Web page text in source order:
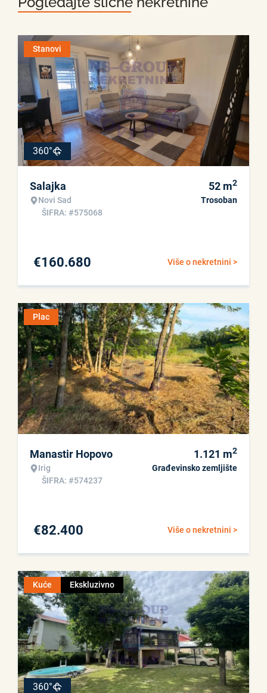
Stanovi
360°
Salajka
Novi Sad
ŠIFRA: #575068
52 m2
Trosoban
Više o nekretnini >
€160.680
Plac
Manastir Hopovo
Irig
ŠIFRA: #574237
1.121 m2
Građevinsko zemljište
Više o nekretnini >
€82.400
Kuće Ekskluzivno
360°